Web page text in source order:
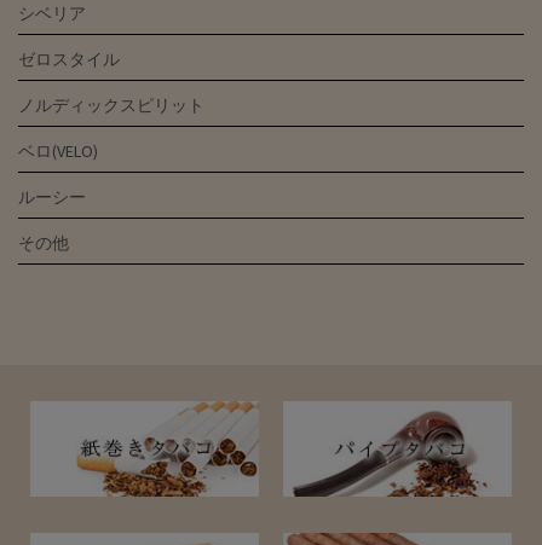
シベリア
ゼロスタイル
ノルディックスピリット
ベロ(VELO)
ルーシー
その他